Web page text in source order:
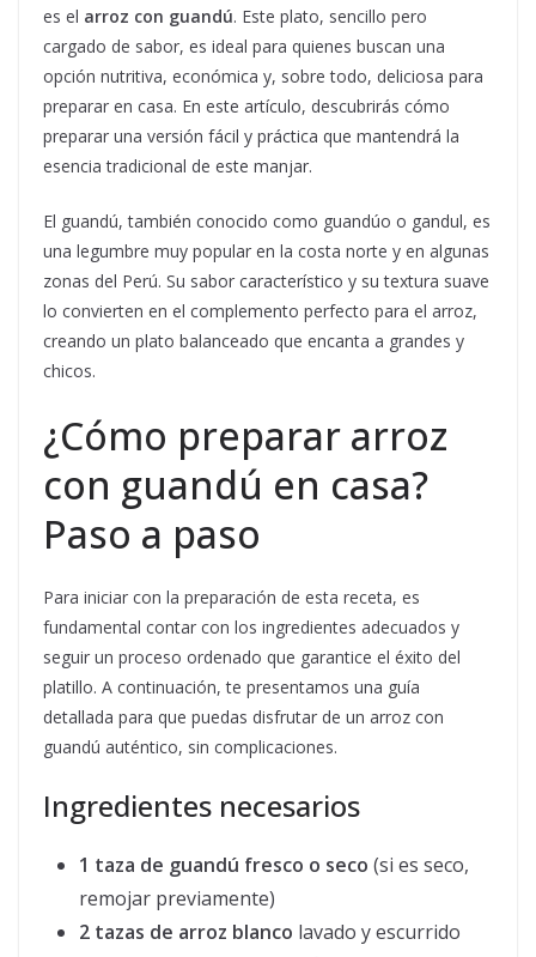
es el arroz con guandú. Este plato, sencillo pero
cargado de sabor, es ideal para quienes buscan una
opción nutritiva, económica y, sobre todo, deliciosa para
preparar en casa. En este artículo, descubrirás cómo
preparar una versión fácil y práctica que mantendrá la
esencia tradicional de este manjar.
El guandú, también conocido como guandúo o gandul, es
una legumbre muy popular en la costa norte y en algunas
zonas del Perú. Su sabor característico y su textura suave
lo convierten en el complemento perfecto para el arroz,
creando un plato balanceado que encanta a grandes y
chicos.
¿Cómo preparar arroz
con guandú en casa?
Paso a paso
Para iniciar con la preparación de esta receta, es
fundamental contar con los ingredientes adecuados y
seguir un proceso ordenado que garantice el éxito del
platillo. A continuación, te presentamos una guía
detallada para que puedas disfrutar de un arroz con
guandú auténtico, sin complicaciones.
Ingredientes necesarios
1 taza de guandú fresco o seco (si es seco,
remojar previamente)
2 tazas de arroz blanco lavado y escurrido